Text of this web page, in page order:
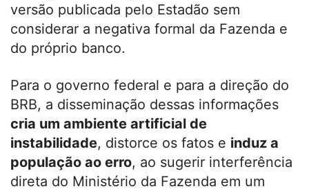
versão publicada pelo Estadão sem
considerar a negativa formal da Fazenda e
do próprio banco.
Para o governo federal e para a direção do
BRB, a disseminação dessas informações
cria um ambiente artificial de
instabilidade, distorce os fatos e induz a
população ao erro, ao sugerir interferência
direta do Ministério da Fazenda em um